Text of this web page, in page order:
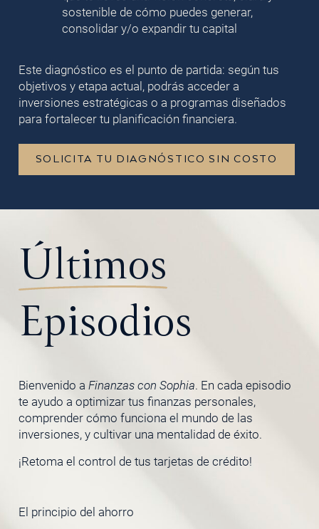
sostenible de cómo puedes generar,
consolidar y/o expandir tu capital
Este diagnóstico es el punto de partida: según tus
objetivos y etapa actual, podrás acceder a
inversiones estratégicas o a programas diseñados
para fortalecer tu planificación financiera.
SOLICITA TU DIAGNÓSTICO SIN COSTO
Últimos
Episodios
Bienvenido a Finanzas con Sophia. En cada episodio
te ayudo a optimizar tus finanzas personales,
comprender cómo funciona el mundo de las
inversiones, y cultivar una mentalidad de éxito.
¡Retoma el control de tus tarjetas de crédito!
El principio del ahorro